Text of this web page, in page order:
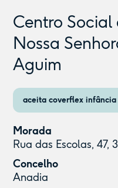
Centro
Nossa
Aguim
aceita coverflex infância
Morada
Rua das Escolas, 47,
Concelho
Anadia